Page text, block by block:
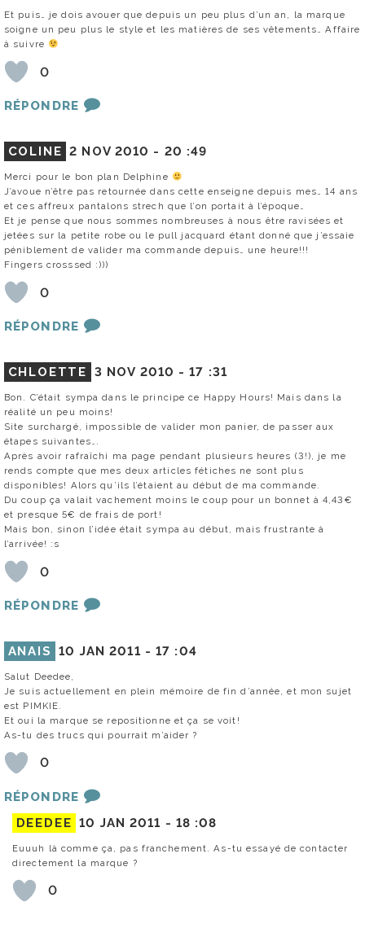
Et puis… je dois avouer que depuis un peu plus d’un an, la marque
soigne un peu plus le style et les matières de ses vêtements… Affaire
à suivre
0
RÉPONDRE
COLINE 2 NOV 2010 - 20 :49
Merci pour le bon plan Delphine
J’avoue n’être pas retournée dans cette enseigne depuis mes… 14 ans
et ces affreux pantalons strech que l’on portait à l’époque…
Et je pense que nous sommes nombreuses à nous être ravisées et
jetées sur la petite robe ou le pull jacquard étant donné que j’essaie
péniblement de valider ma commande depuis… une heure!!!
Fingers crosssed :)))
0
RÉPONDRE
CHLOETTE 3 NOV 2010 -17 :31
Bon. C’était sympa dans le principe ce Happy Hours! Mais dans la
réalité un peu moins!
Site surchargé, impossible de valider mon panier, de passer aux
étapes suivantes….
Après avoir rafraîchi ma page pendant plusieurs heures (3!), je me
rends compte que mes deux articles fétiches ne sont plus
disponibles! Alors qu’ils l’étaient au début de ma commande.
Du coup ça valait vachement moins le coup pour un bonnet à 4,43€
et presque 5€ de frais de port!
Mais bon, sinon l’idée était sympa au début, mais frustrante à
l’arrivée! :s
0
RÉPONDRE
ANAIS 10 JAN 2011 -17 :04
Salut Deedee,
Je suis actuellement en plein mémoire de fin d’année, et mon sujet
est PIMKIE.
Et oui la marque se repositionne et ça se voit!
As-tu des trucs qui pourrait m’aider ?
0
RÉPONDRE
DEEDEE 10 JAN 2011 - 18 :08
Euuuh là comme ça, pas franchement. As-tu essayé de contacter
directement la marque ?
0